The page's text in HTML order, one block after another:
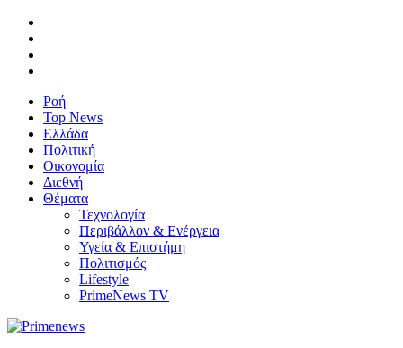
Ροή
Top News
Ελλάδα
Πολιτική
Οικονομία
Διεθνή
Θέματα
Τεχνολογία
Περιβάλλον & Ενέργεια
Υγεία & Επιστήμη
Πολιτισμός
Lifestyle
PrimeNews TV